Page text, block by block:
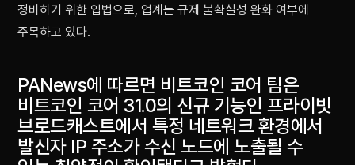
정비하기 위한 입법으로, 업계는 규제 불확실성 완화 여부에
주목하고 있다.
PANews에 따르면 비트코인 코어 팀은
비트코인 코어 31.0의 신규 기능인 프라이빗
브로드캐스트에서 특정 네트워크 환경에서
발신자 IP 주소가 수신 노드에 노출될 수